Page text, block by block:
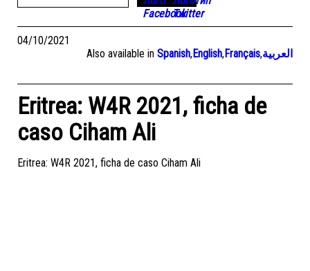
04/10/2021
Also available in Spanish,English,Français,العربية
Eritrea: W4R 2021, ficha de
caso Ciham Ali
Eritrea: W4R 2021, ficha de caso Ciham Ali